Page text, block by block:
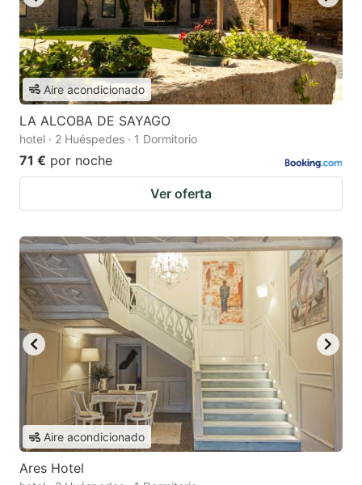
Aire acondicionado
LA ALCOBA DE SAYAGO
hotel · 2 Huéspedes · 1 Dormitorio
71 € por noche
Ver oferta
Aire acondicionado
Ares Hotel